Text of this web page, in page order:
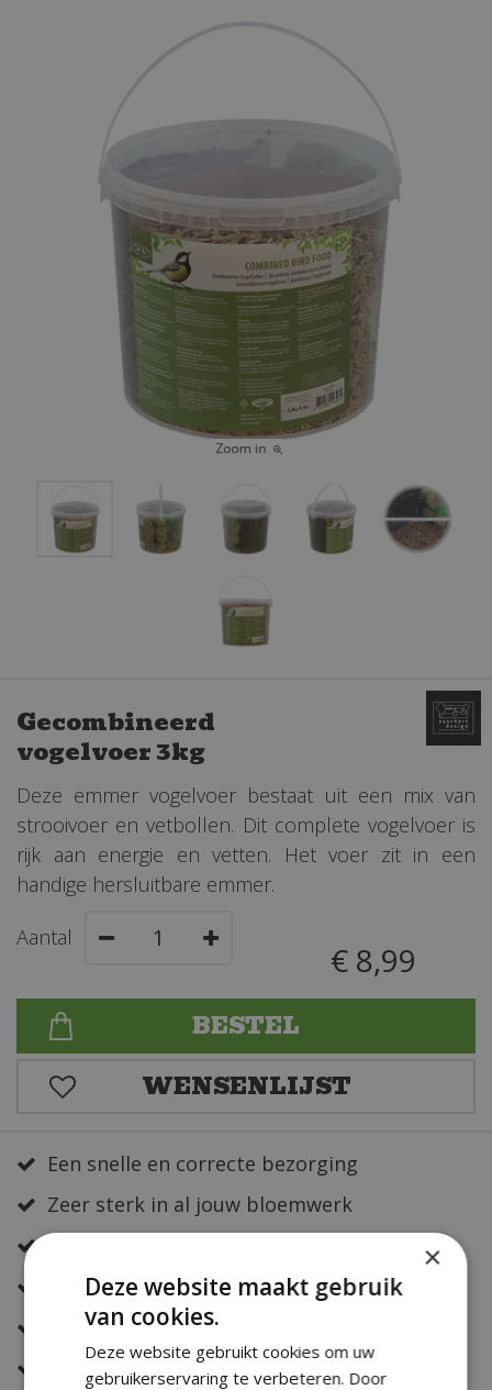
Gecombineerd
vogelvoer 3kg
Deze emmer vogelvoer bestaat uit een mix van
strooivoer en vetbollen. Dit complete vogelvoer is
rijk aan energie en vetten. Het voer zit in een
handige hersluitbare emmer.
€ 8,99
Aantal
Een snelle en correcte bezorging
Zeer sterk in al jouw bloemwerk
Deskundig en eerlijk advies
Altijd een fris en verzorgd assortiment
Snelle bestelservice
Veilig online betalen
×
Deze website maakt gebruik
van cookies.
Deze website gebruikt cookies om uw
gebruikerservaring te verbeteren. Door